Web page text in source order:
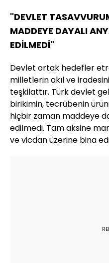
"DEVLET
MADDEYE DAYALI
EDİLMEDİ"
Devlet ortak hedefler
milletlerin akıl ve
teşkilattır. Türk devlet
birikimin, tecrübenin
hiçbir zaman maddeye
edilmedi. Tam aksine
ve vicdan üzerine bina